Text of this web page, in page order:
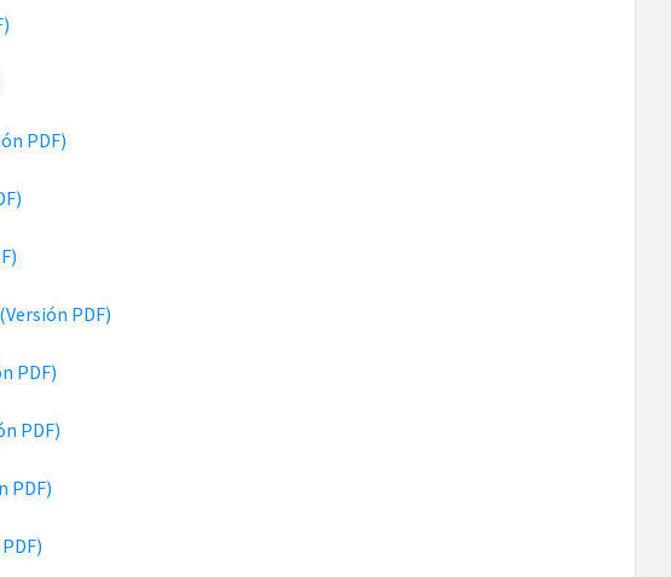
PDF)
PDF)
PDF)
PDF)
PDF)